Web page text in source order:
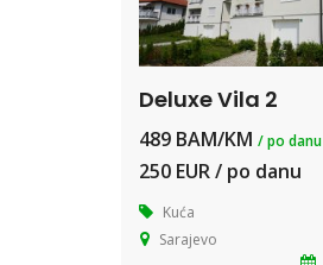
Deluxe Vila 2
489 BAM/KM / po danu
250 EUR / po danu
Kuća
Sarajevo